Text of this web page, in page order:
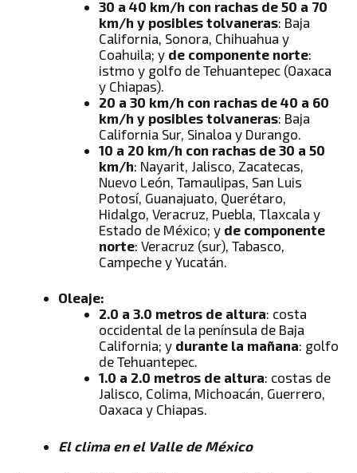
30 a 40 km/h con rachas de 50 a 70
km/h y posibles tolvaneras: Baja
California, Sonora, Chihuahua y
Coahuila; y de componente norte:
istmo y golfo de Tehuantepec (Oaxaca
y Chiapas).
20 a 30 km/h con rachas de 40 a 60
km/h y posibles tolvaneras: Baja
California Sur, Sinaloa y Durango.
10 a 20 km/h con rachas de 30 a 50
km/h: Nayarit, Jalisco, Zacatecas,
Nuevo León, Tamaulipas, San Luis
Potosí, Guanajuato, Querétaro,
Hidalgo, Veracruz, Puebla, Tlaxcala y
Estado de México; y de componente
norte: Veracruz (sur), Tabasco,
Campeche y Yucatán.
Oleaje:
2.0 a 3.0 metros de altura: costa
occidental de la península de Baja
California; y durante la mañana: golfo
de Tehuantepec.
1.0 a 2.0 metros de altura: costas de
Jalisco, Colima, Michoacán, Guerrero,
Oaxaca y Chiapas.
El clima en el Valle de México